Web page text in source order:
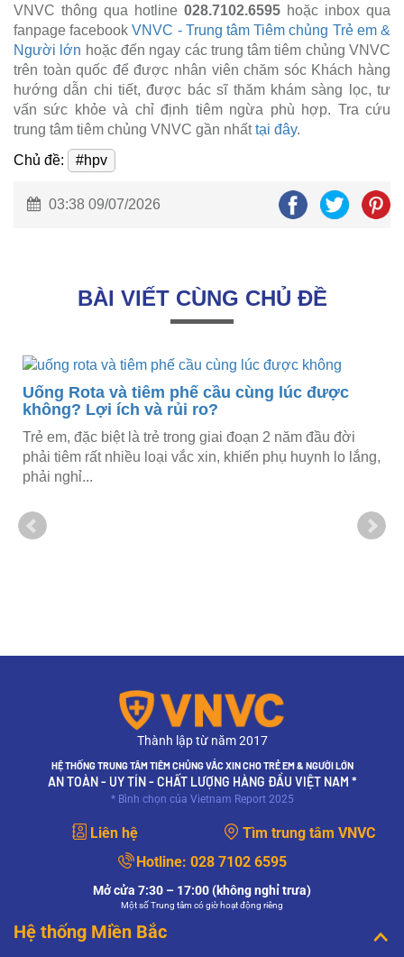
VNVC thông qua hotline 028.7102.6595 hoặc inbox qua
fanpage facebookVNVC - Trung tâm Tiêm chủng Trẻ em &
Người lớn hoặc đến ngay các trung tâm tiêm chủng VNVC
trên toàn quốc để được nhân viên chăm sóc Khách hàng
hướng dẫn chi tiết, được bác sĩ thăm khám sàng lọc, tư
vấn sức khỏe và chỉ định tiêm ngừa phù hợp. Tra cứu
trung tâm tiêm chủng VNVC gần nhấttại đây.
Chủ đề:
#hpv
03:38 09/07/2026
BÀI VIẾT CÙNG CHỦ ĐỀ
Uống Rota và tiêm phế cầu cùng lúc được
không? Lợi ích và rủi ro?
Trẻ em, đặc biệt là trẻ trong giai đoạn 2 năm đầu đời
phải tiêm rất nhiều loại vắc xin, khiến phụ huynh lo lắng,
phải nghỉ...
Thành lập từ năm 2017
HỆ THỐNG TRUNG TÂM TIÊM CHỦNG VẮC XIN CHO TRẺ EM & NGƯỜI LỚN
AN TOÀN - UY TÍN - CHẤT LƯỢNG HÀNG ĐẦU VIỆT NAM *
* Bình chọn của Vietnam Report 2025
Liên hệ
Tìm trung tâm VNVC
Hotline: 028 7102 6595
Mở cửa 7:30 – 17:00 (không nghỉ trưa)
Một số Trung tâm có giờ hoạt động riêng
Hệ thống Miền Bắc